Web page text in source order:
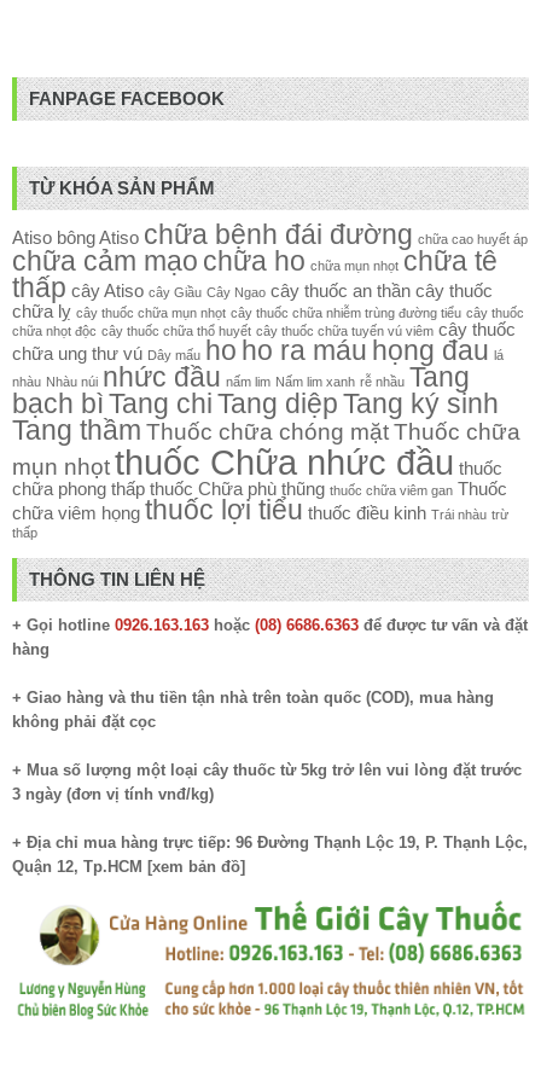
FANPAGE FACEBOOK
TỪ KHÓA SẢN PHẨM
Atiso bông Atiso chữa bệnh đái đường chữa cao huyết áp
chữa cảm mạo chữa ho chữa mụn nhọt chữa tê
thấp cây Atiso cây Giầu Cây Ngao cây thuốc an thần cây thuốc
chữa lỵ cây thuốc chữa mụn nhọt cây thuốc chữa nhiễm trùng đường tiểu cây thuốc
chữa nhọt độc cây thuốc chữa thổ huyết cây thuốc chữa tuyến vú viêm cây thuốc
chữa ung thư vú Dây mấu ho ho ra máu họng đau lá
nhàu Nhàu núi nhức đầu nấm lim Nấm lim xanh rễ nhầu Tang
bạch bì Tang chi Tang diệp Tang ký sinh
Tang thầm Thuốc chữa chóng mặtThuốc chữa
mụn nhọtthuốc Chữa nhức đầu thuốc
chữa phong thấp thuốc Chữa phù thũng thuốc chữa viêm gan Thuốc
chữa viêm họng thuốc lợi tiểu thuốc điều kinh Trái nhàu trừ
thấp
THÔNG TIN LIÊN HỆ
+ Gọi hotline 0926.163.163 hoặc (08) 6686.6363 để được tư vấn và đặt
hàng
+ Giao hàng và thu tiền tận nhà trên toàn quốc (COD), mua hàng
không phải đặt cọc
+ Mua số lượng một loại cây thuốc từ 5kg trở lên vui lòng đặt trước
3 ngày (đơn vị tính vnđ/kg)
+ Địa chỉ mua hàng trực tiếp: 96 Đường Thạnh Lộc 19, P. Thạnh Lộc,
Quận 12, Tp.HCM [xem bản đồ]